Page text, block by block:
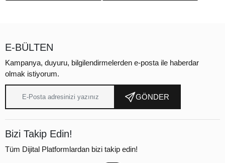
E-BÜLTEN
Kampanya, duyuru, bilgilendirmelerden e-posta ile haberdar
olmak istiyorum.
GÖNDER
Bizi Takip Edin!
Tüm Dijital Platformlardan bizi takip edin!